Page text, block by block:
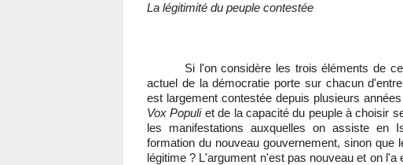
La légitimité du peuple contestée
Si l'on considère les trois éléments de
actuel de la démocratie porte sur chacun
est largement contestée depuis plusieurs
Vox Populiet de la capacité du peuple à choisir
les manifestations auxquelles on assiste en
formation du nouveau gouvernement, sinon que
légitime ? L'argument n'est pas nouveau et on